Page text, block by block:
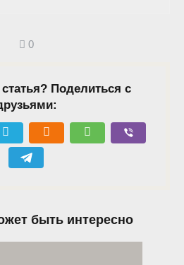
0
Поделиться с
быть интересно